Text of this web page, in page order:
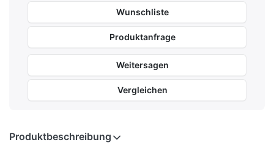
Wunschliste
Produktanfrage
Weitersagen
Vergleichen
Produktbeschreibung